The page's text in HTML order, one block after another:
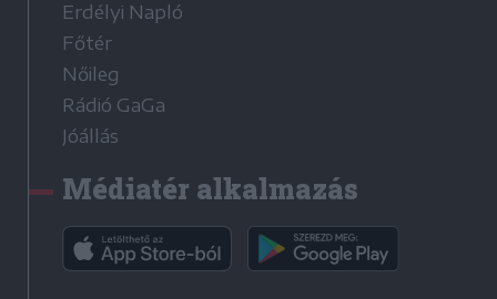
Erdélyi Napló
Főtér
Nőileg
Rádió GaGa
Jóállás
Médiatér alkalmazás